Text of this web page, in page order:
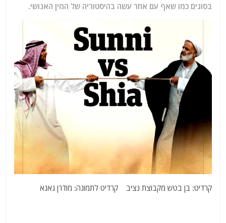
בסונים כמו שאף עם אחר עשה בהיסטוריה של המין האנושי.
קרדיט: בן בטש מקבוצת נציב קרדיט לתמונה: מודרן גאנא